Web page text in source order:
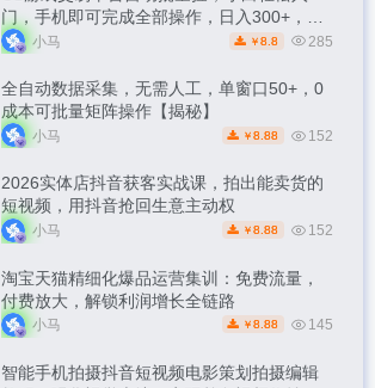
门，手机即可完成全部操作，日入300+，轻
松副业【揭秘】
小马 ￥ 8.8 285
全自动数据采集，无需人工，单窗口50+，0
成本可批量矩阵操作【揭秘】
小马 ￥ 8.88 152
2026实体店抖音获客实战课，拍出能卖货的
短视频，用抖音抢回生意主动权
小马 ￥ 8.88 152
淘宝天猫精细化爆品运营集训：免费流量，
付费放大，解锁利润增长全链路
小马 ￥ 8.88 145
智能手机拍摄抖音短视频电影策划拍摄编辑